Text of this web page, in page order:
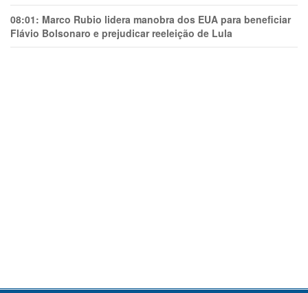
08:01: Marco Rubio lidera manobra dos EUA para beneficiar
Flávio Bolsonaro e prejudicar reeleição de Lula